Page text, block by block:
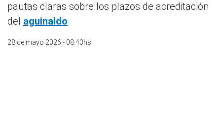
pautas claras sobre los plazos de acreditación
del aguinaldo
28 de mayo 2026 - 08:43hs